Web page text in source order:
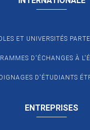
ET UNIVERSITÉS
D'ÉCHANGES À
D'ÉTUDIANTS
ENTREPRISES